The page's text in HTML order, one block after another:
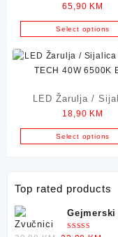
Sijalica GREEN
E27
65,90 KM
Select options
LED Žarulja /
GREEN TECH 40W
E27
18,90 KM
Select options
Top rated products